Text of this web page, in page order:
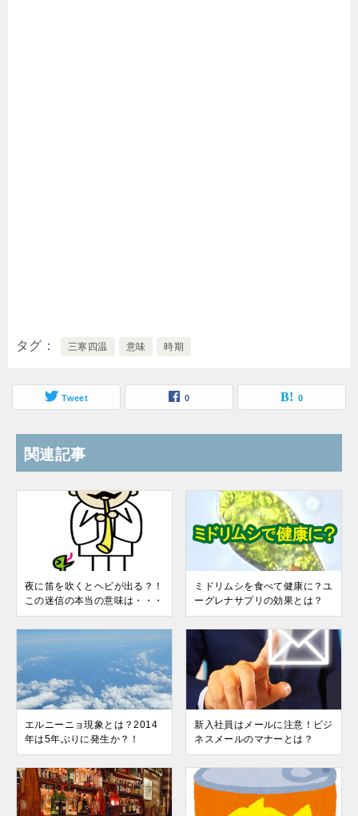
タグ 三寒四温 意味 時期
Tweet 0 0
関連記事
夜に笛を吹くとヘビが出る？！
この迷信の本当の意味は・・・
ミドリムシを食べて健康に？ユ
ーグレナサプリの効果とは？
エルニーニョ現象とは？2014
年は5年ぶりに発生か？！
新入社員はメールに注意！ビジ
ネスメールのマナーとは？